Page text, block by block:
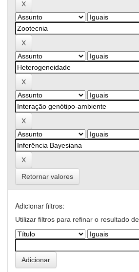
Retornar valores
Adicionar filtros:
Utilizar filtros para refinar o resultado de